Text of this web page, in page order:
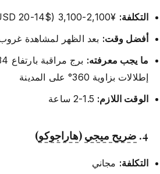
التكلفة: ¥2,100-3,100 ($14-20 USD)
أفضل وقت: بعد الظهر لمشاهدة
ما يجب معرفته:
إطلالات بزاوية 360° على المدينة
الوقت اللازم:
4. ضريح ميجي (هاراجوكو)
التكلفة: مجاني